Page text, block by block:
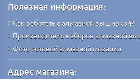
Полезная информация:
Как работать с алмазной вышивкой?
Производитель наборов алмазной
Фото готовой алмазной мозаики
Адрес магазина: